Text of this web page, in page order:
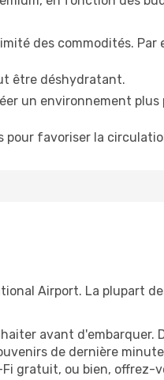
des commodités. Par
être déshydratant.
un environnement
favoriser la
Airport. La plupart
avant d'embarquer.
de dernière
gratuit, ou bien,